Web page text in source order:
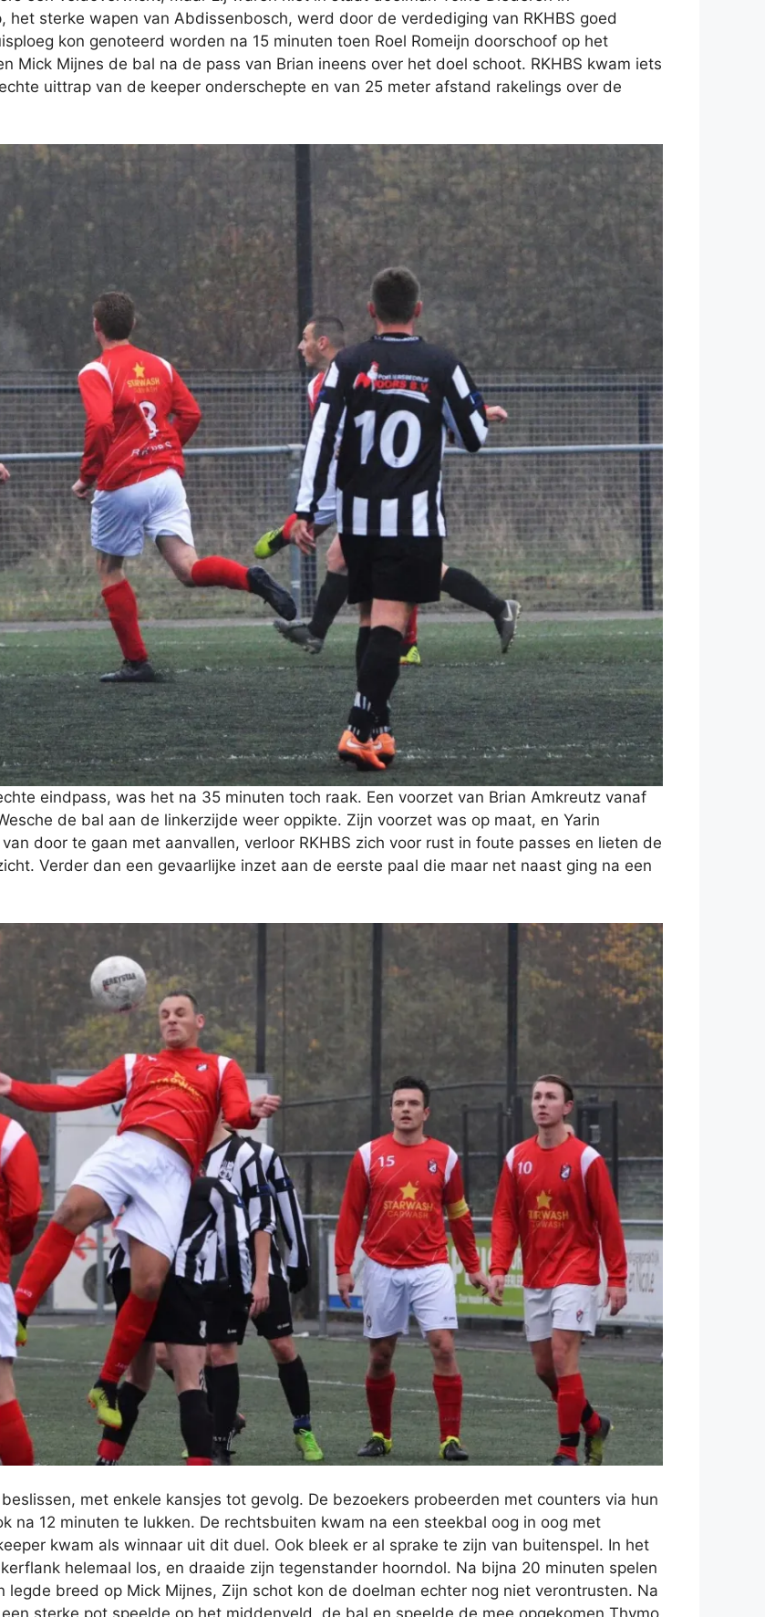
sterke wapen van Abdissenbosch, werd door de verdediging van RKHBS goed
kon genoteerd worden na 15 minuten toen Roel Romeijn doorschoof op het
Mick Mijnes de bal na de pass van Brian ineens over het doel schoot. RKHBS kwam iets
uittrap van de keeper onderschepte en van 25 meter afstand rakelings over de
eindpass, was het na 35 minuten toch raak. Een voorzet van Brian Amkreutz vanaf
de bal aan de linkerzijde weer oppikte. Zijn voorzet was op maat, en Yarin
door te gaan met aanvallen, verloor RKHBS zich voor rust in foute passes en lieten de
Verder dan een gevaarlijke inzet aan de eerste paal die maar net naast ging na een
met enkele kansjes tot gevolg. De bezoekers probeerden met counters via hun
na 12 minuten te lukken. De rechtsbuiten kwam na een steekbal oog in oog met
kwam als winnaar uit dit duel. Ook bleek er al sprake te zijn van buitenspel. In het
helemaal los, en draaide zijn tegenstander hoorndol. Na bijna 20 minuten spelen
breed op Mick Mijnes, Zijn schot kon de doelman echter nog niet verontrusten. Na